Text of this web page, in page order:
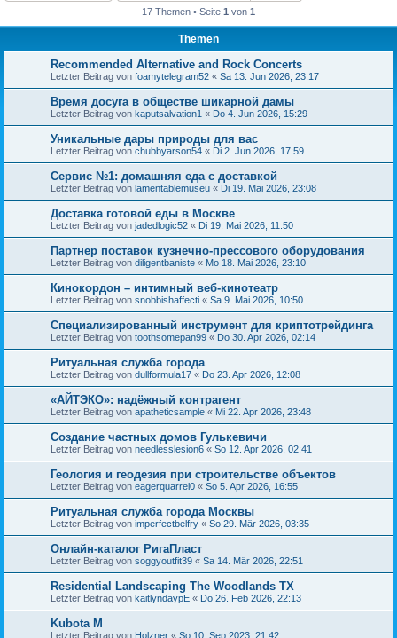
17 Themen • Seite 1 von 1
Themen
Recommended Alternative and Rock Concerts
Letzter Beitrag von foamytelegram52 « Sa 13. Jun 2026, 23:17
Время досуга в обществе шикарной дамы
Letzter Beitrag von kaputsalvation1 « Do 4. Jun 2026, 15:29
Уникальные дары природы для вас
Letzter Beitrag von chubbyarson54 « Di 2. Jun 2026, 17:59
Сервис №1: домашняя еда с доставкой
Letzter Beitrag von lamentablemuseu « Di 19. Mai 2026, 23:08
Доставка готовой еды в Москве
Letzter Beitrag von jadedlogic52 « Di 19. Mai 2026, 11:50
Партнер поставок кузнечно-прессового оборудования
Letzter Beitrag von diligentbaniste « Mo 18. Mai 2026, 23:10
Кинокордон – интимный веб-кинотеатр
Letzter Beitrag von snobbishaffecti « Sa 9. Mai 2026, 10:50
Специализированный инструмент для криптотрейдинга
Letzter Beitrag von toothsomepan99 « Do 30. Apr 2026, 02:14
Ритуальная служба города
Letzter Beitrag von dullformula17 « Do 23. Apr 2026, 12:08
«АЙТЭКО»: надёжный контрагент
Letzter Beitrag von apatheticsample « Mi 22. Apr 2026, 23:48
Создание частных домов Гулькевичи
Letzter Beitrag von needlesslesion6 « So 12. Apr 2026, 02:41
Геология и геодезия при строительстве объектов
Letzter Beitrag von eagerquarrel0 « So 5. Apr 2026, 16:55
Ритуальная служба города Москвы
Letzter Beitrag von imperfectbelfry « So 29. Mär 2026, 03:35
Онлайн-каталог РигаПласт
Letzter Beitrag von soggyoutfit39 « Sa 14. Mär 2026, 22:51
Residential Landscaping The Woodlands TX
Letzter Beitrag von kaitlyndaypE « Do 26. Feb 2026, 22:13
Kubota M
Letzter Beitrag von Holzner « So 10. Sep 2023, 21:42